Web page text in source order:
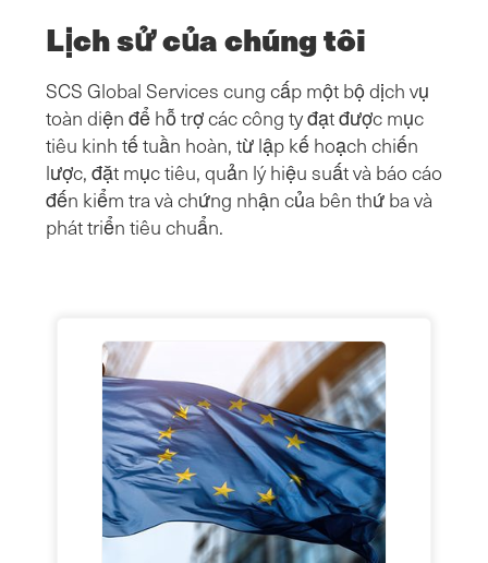
Lịch sử của chúng tôi
SCS Global Services cung cấp một bộ dịch vụ
toàn diện để hỗ trợ các công ty đạt được mục
tiêu kinh tế tuần hoàn, từ lập kế hoạch chiến
lược, đặt mục tiêu, quản lý hiệu suất và báo cáo
đến kiểm tra và chứng nhận của bên thứ ba và
phát triển tiêu chuẩn.